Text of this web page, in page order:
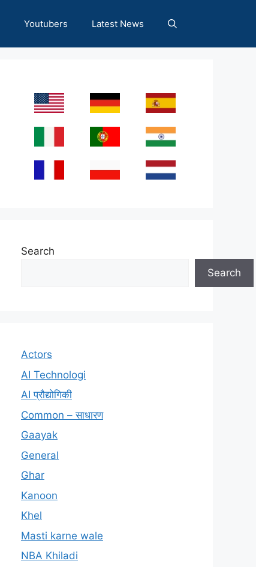
Youtubers Latest News
Search
Search
Actors
AI Technologi
AI प्रौद्योगिकी
Common – साधारण
Gaayak
General
Ghar
Kanoon
Khel
Masti karne wale
NBA Khiladi